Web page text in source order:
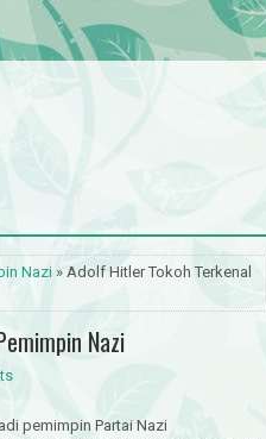
Nazi » Adolf Hitler Tokoh Terkenal
Nazi
pemimpin Partai Nazi